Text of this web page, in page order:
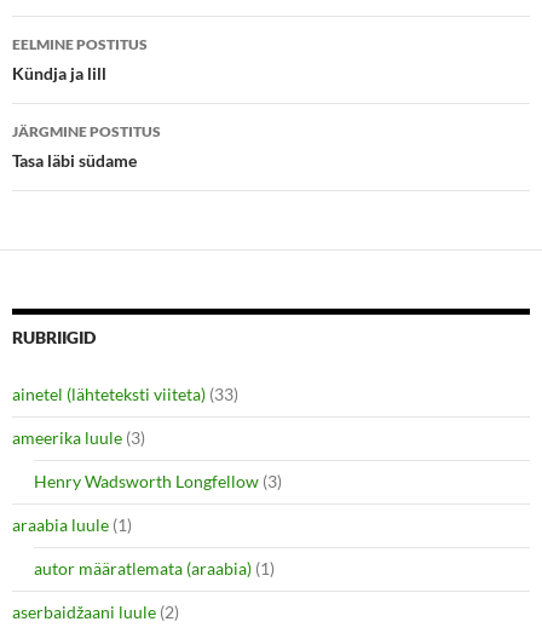
(
p
n
i
n
n
e
w
w
o
k
O
s
i
n
n
e
w
d
Postituste
töölaud
EELMINE POSTITUS
Kündja ja lill
JÄRGMINE POSTITUS
Tasa läbi südame
RUBRIIGID
ainetel (lähteteksti viiteta) (33)
ameerika luule (3)
Henry Wadsworth Longfellow (3)
araabia luule (1)
autor määratlemata (araabia) (1)
aserbaidžaani luule (2)